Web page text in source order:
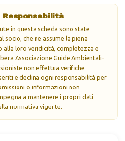
Responsabilità
in questa scheda sono state
che ne assume la piena
alla loro veridicità, completezza e
Associazione Guide Ambientali-
non effettua verifiche
e declina ogni responsabilità per
o informazioni non
a mantenere i propri dati
normativa vigente.